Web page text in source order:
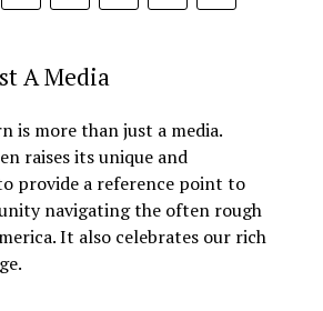
A Media
is more than just a media.
raises its unique and
provide a reference point to
navigating the often rough
It also celebrates our rich